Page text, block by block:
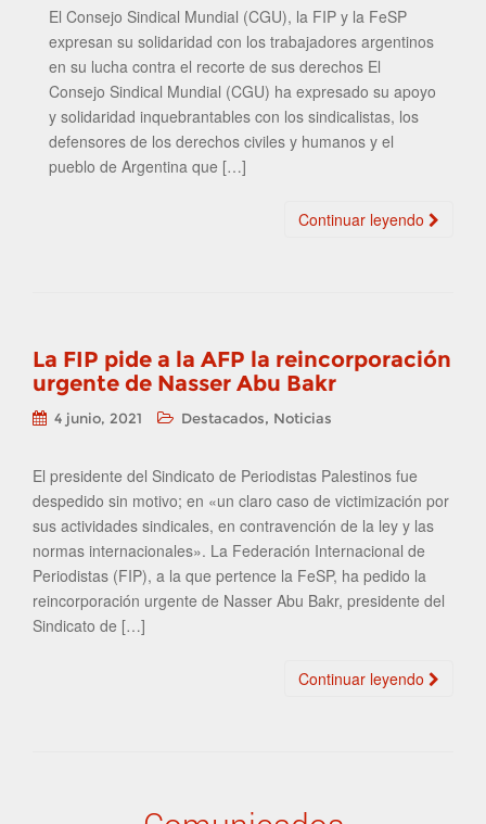
El Consejo Sindical Mundial (CGU), la FIP y la FeSP
expresan su solidaridad con los trabajadores argentinos
en su lucha contra el recorte de sus derechos El
Consejo Sindical Mundial (CGU) ha expresado su apoyo
y solidaridad inquebrantables con los sindicalistas, los
defensores de los derechos civiles y humanos y el
pueblo de Argentina que […]
Continuar leyendo
La FIP pide a la AFP la reincorporación
urgente de Nasser Abu Bakr
4 junio, 2021 Destacados, Noticias
El presidente del Sindicato de Periodistas Palestinos fue
despedido sin motivo; en «un claro caso de victimización por
sus actividades sindicales, en contravención de la ley y las
normas internacionales». La Federación Internacional de
Periodistas (FIP), a la que pertence la FeSP, ha pedido la
reincorporación urgente de Nasser Abu Bakr, presidente del
Sindicato de […]
Continuar leyendo